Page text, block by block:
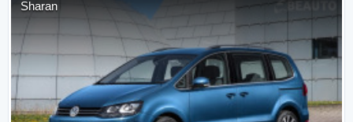
Sharan